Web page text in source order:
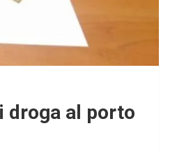
droga al porto